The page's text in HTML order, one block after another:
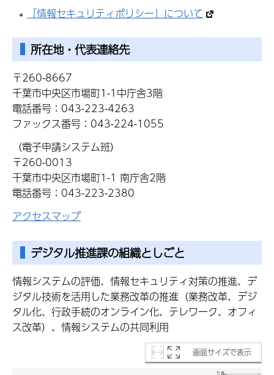
「情報セキュリティポリシー」について
所在地・代表連絡先
〒260-8667
千葉市中央区市場町1-1中庁舎3階
電話番号：043-223-4263
ファックス番号：043-224-1055
（電子申請システム班）
〒260-0013
千葉市中央区市場町1-1 南庁舎2階
電話番号：043-223-2380
アクセスマップ
デジタル推進課の組織としごと
情報システムの評価、情報セキュリティ対策の推進、デ
ジタル技術を活用した業務改革の推進（業務改革、デジ
タル化、行政手続のオンライン化、テレワーク、オフィ
ス改革）、情報システムの共同利用
画面サイズで表示